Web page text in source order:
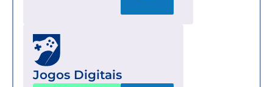
Jogos Digitais